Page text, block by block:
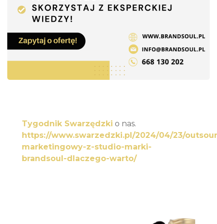
Tygodnik Swarzędzki o nas.
https://www.swarzedzki.pl/2024/04/23/
marketingowy-z-studio-marki-
brandsoul-dlaczego-warto/